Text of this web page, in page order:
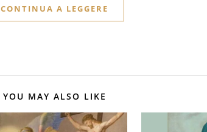
CONTINUA A LEGGERE
YOU MAY ALSO LIKE